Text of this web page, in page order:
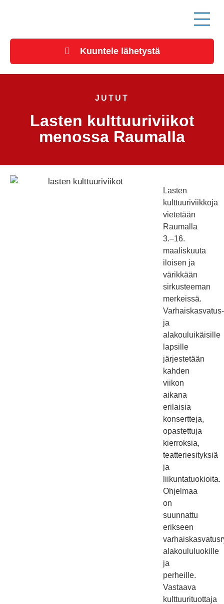
Kuuntele lähetystä
JUTUT
Lasten kulttuuriviikot
menossa Raumalla
Lasten
kulttuuriviikkoja
vietetään
Raumalla
3.–16.
maaliskuuta
iloisen ja
värikkään
sirkusteeman
merkeissä.
Varhaiskasvatus-
ja
alakouluikäisille
lapsille
järjestetään
kahden
viikon
aikana
erilaisia
konsertteja,
opastettuja
kierroksia,
teatteriesityksiä
ja
liikuntatuokioita.
Ohjelmaa
on
suunnattu
erikseen
alakoululuokille
ja
perheille.
Vastaava
kulttuurituottaja